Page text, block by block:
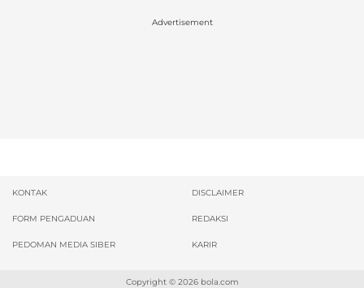
Advertisement
KONTAK DISCLAIMER
FORM PENGADUAN REDAKSI
PEDOMAN MEDIA SIBER KARIR
Copyright © 2026 bola.com